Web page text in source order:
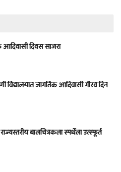
दिवस साजरा
विद्यालयात जागतिक आदिवासी गौरव दिन
बालचित्रकला स्पर्धेला उत्स्फूर्त